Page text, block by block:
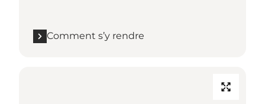
Comment s’y rendre